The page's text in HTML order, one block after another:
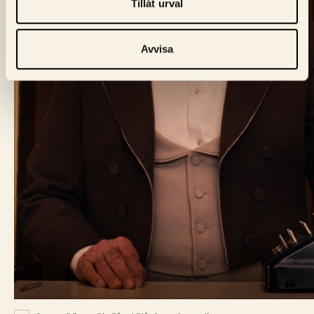
Tillåt urval
Avvisa
Skeppargatan 60,
Allmänt:
mail@biofagelbla.se
Event:
event@biofagelbla.se
ÖPPETTIDER
Biografen öppnar 30 min innan dagens första visning.
NYHETSBREV
E-Postaddress
Skicka